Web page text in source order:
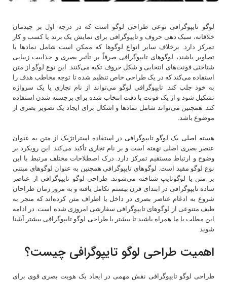
لوگو تایپوگرافی نوعی طراحی لوگو است که در درجه اول بر چیدمان
خلاقانه، سبک‌ دهی حروف و تایپوگرافی برای نمایش یک برند یا کسب و کار
تمرکز دارد. برخلاف سایر انواع لوگوها که ممکن است شامل نمادها یا
تصاویر باشند، لوگوهای تایپوگرافی صرفاً بر تأثیر بصری و جذابیت زیبایی‌
شناختی فونت‌های انتخابی و شکل حروف تکیه می‌کنند. این نوع لوگو از متن
استفاده می‌کند که در یک طراحی خاص تنظیم شده تا توجه مخاطب هدف را
به خود جلب کند. تایپوگرافی لوگو می‌تواند از نام تجاری یا یک سرواژه
تشکیل شود و از یک فونت با دقت انتخاب شده برای برجسته شدن استفاده
کند. همچنین می‌تواند شامل نمادها و اشکال برای ایجاد یک تصویر بصری از
موضوع باشد.
هسته اصلی یک لوگو تایپوگرافی در استفاده استراتژیک از متن به عنوان
عنصر بصری اصلی نهفته است و بر نام تجاری تأکید می‌کند. این رویکرد بر
وضوح و ارتباط مستقیم تمرکز دارد. درک اصطلاحات مختلف مرتبط با این
نوع لوگو مفید است. لوگوهای تایپوگرافی همچنین به عنوان لوگوهای مبتنی
بر متن یا لوگوتایپ شناخته می‌شوند. طراحی لوگو تایپوگرافی از عناصر
ساده تایپوگرافی در ابتدای قرن بیستم تکامل یافته و به مرور زمان طراحان
شروع به ادغام عناصر بصری در داخل یا اطراف متن کرده‌اند که منجر به
طیف متنوعی از لوگوهای تایپوگرافی سفارشی امروزی شده است. در ادامه
این مطلب با ما همراه باشید تا بیشتر با طراحی لوگو تایپوگرافی بیشتر آشنا
شوید.
اهمیت طراحی لوگو تایپوگرافی چیست؟
طراحی لوگو تایپوگرافی نقش مهمی در ایجاد یک هویت بصری قوی برای